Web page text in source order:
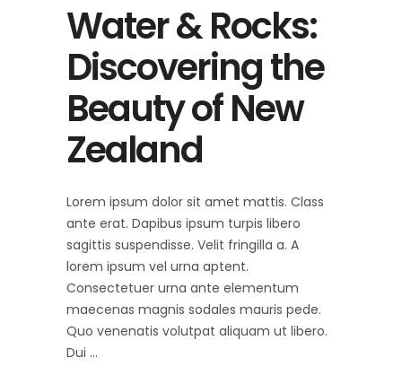
Water & Rocks:
Discovering the
Beauty of New
Zealand
Lorem ipsum dolor sit amet mattis. Class
ante erat. Dapibus ipsum turpis libero
sagittis suspendisse. Velit fringilla a. A
lorem ipsum vel urna aptent.
Consectetuer urna ante elementum
maecenas magnis sodales mauris pede.
Quo venenatis volutpat aliquam ut libero.
Dui